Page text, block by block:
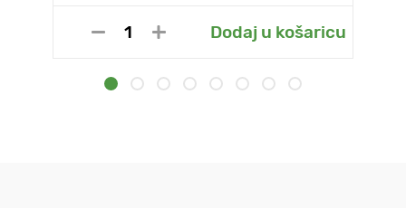
Dodaj u košaricu